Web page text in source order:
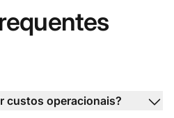
custos operacionais?